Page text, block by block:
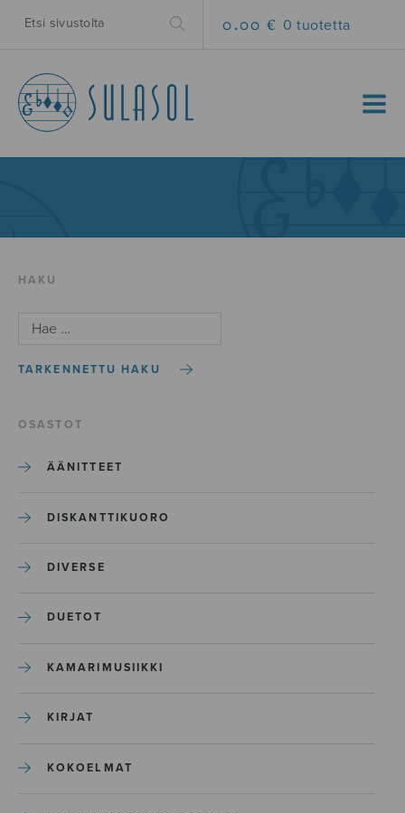
0.00 € 0 tuotetta
MENU
HAKU
TARKENNETTU HAKU
OSASTOT
ÄÄNITTEET
DISKANTTIKUORO
DIVERSE
DUETOT
KAMARIMUSIIKKI
KIRJAT
KOKOELMAT